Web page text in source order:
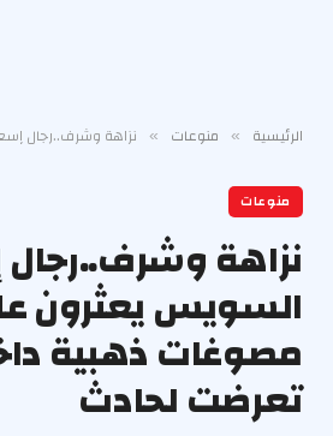
الرئيسية » منوعات » نزاهة وشرف..رجال إسعاف السويس
منوعات
نزاهة
السويس يعثرون
مصوغات ذهبية
تعرضت لحادث